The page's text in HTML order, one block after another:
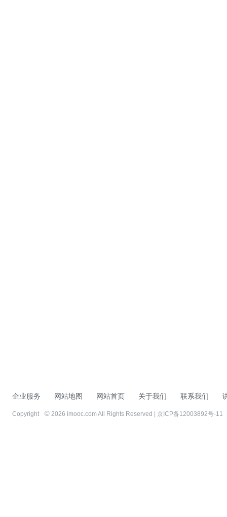
企业服务 网站地图 网站首页 关于我们 联系我们
Copyright 2026 imooc.com All Rights Reserved | 京ICP备12003892号-11